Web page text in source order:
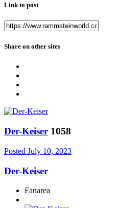
Link to post
Share on other sites
Der-Keiser 1058
Posted July 10, 2023
Der-Keiser
Fanarea